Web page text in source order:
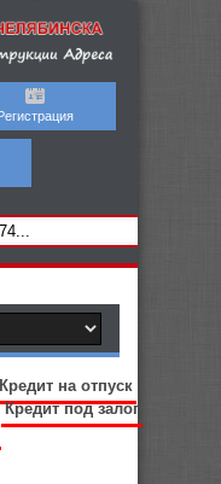
Кредит на отпуск
Кредит под залог